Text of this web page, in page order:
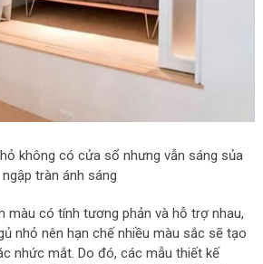
không có cửa sổ nhưng vẫn sáng sủa
ngập tràn ánh sáng
màu có tính tương phản và hỗ trợ nhau,
nhỏ nên hạn chế nhiều màu sắc sẽ tạo
nhức mắt. Do đó, các mẫu thiết kế